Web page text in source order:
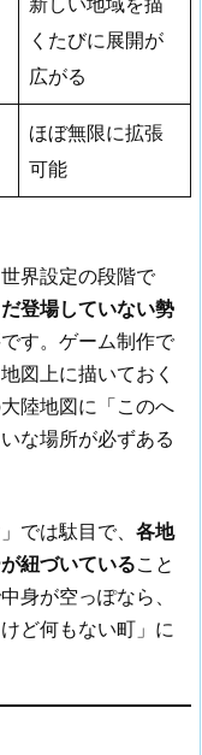
くたびに展開が
広がる
ほぼ無限に拡張
可能
界設定の段階で
登場していない勢
す。ゲーム制作で
図上に描いておく
陸地図に「このへ
な場所が必ずある
では駄目で、 各地
紐づいていること
身が空っぽなら、
ど何もない町」に